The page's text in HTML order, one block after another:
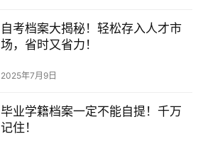
自考档案大揭秘！轻松存入人才市
场，省时又省力！
2025年7月9日
毕业学籍档案一定不能自提！千万
记住！